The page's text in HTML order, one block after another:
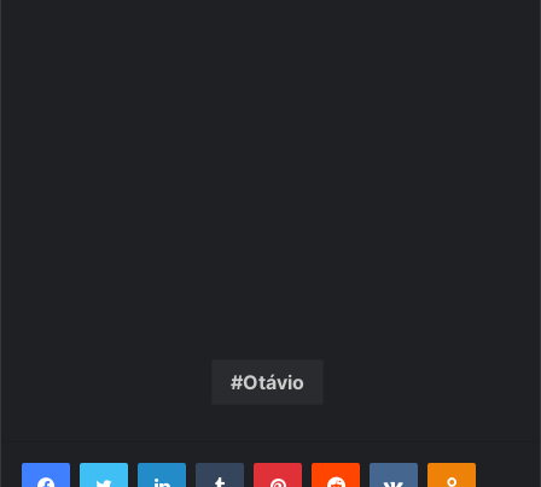
Otávio
FacebookTwitter LinkedinTumblr PinterestReddit VK OK